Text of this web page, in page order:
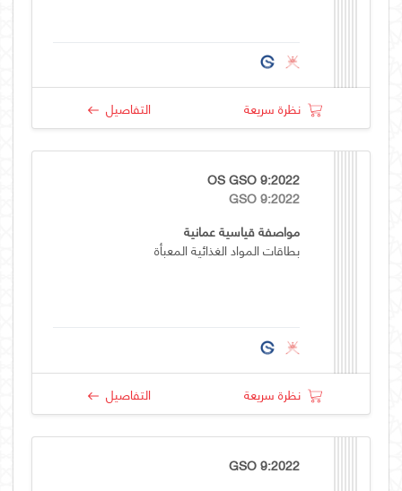
نظرة سريعة التفاصيل
OS GSO 9:2022
GSO 9:2022
مواصفة قياسية عمانية
بطاقات المواد الغذائية المعبأة
نظرة سريعة التفاصيل
GSO 9:2022